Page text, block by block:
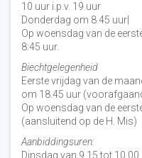
10 uur i.p.v. 19 uur
Donderdag om 8.45 uur|
Op woensdag van de
8:45 uur.
Biechtgelegenheid
Eerste vrijdag van de
om 18.45 uur
Op woensdag van de
(aansluitend op de H. Mis)
Aanbiddingsuren:
Dinsdag van 9.15 tot 10.00